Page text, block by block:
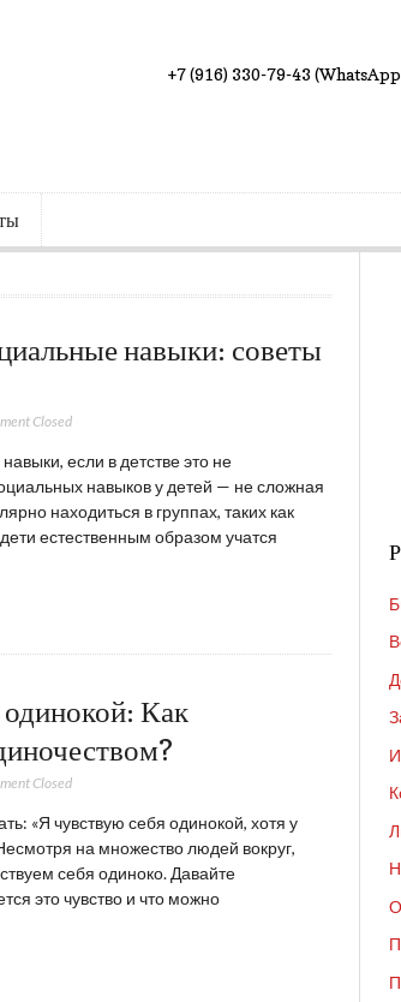
+7 (916) 330-79-43
навыки: советы
Closed
если в детстве это не
навыков у детей — не сложная
находиться в группах, таких как
естественным образом учатся
Как
Closed
«Я чувствую себя одинокой, хотя у
на множество людей вокруг,
себя одиноко. Давайте
это чувство и что можно